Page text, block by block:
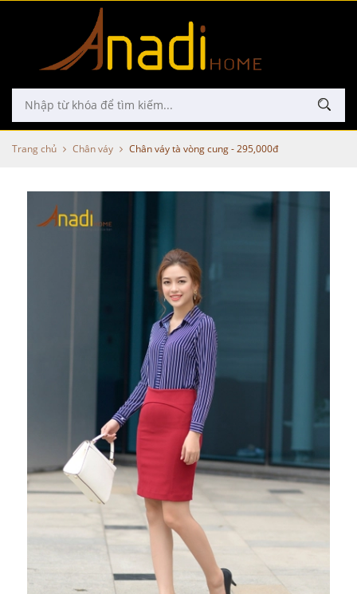
Trang chủ Chân váy Chân váy tà vòng cung - 295,000đ